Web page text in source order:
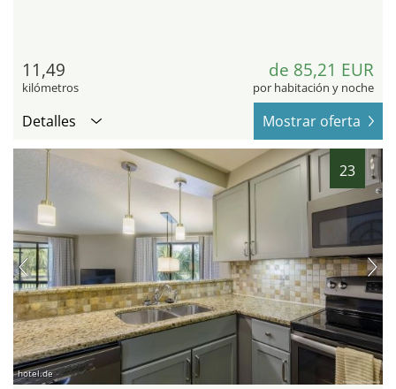
11,49
kilómetros
de 85,21 EUR
por habitación y noche
Detalles Mostrar oferta
23
hotel.de